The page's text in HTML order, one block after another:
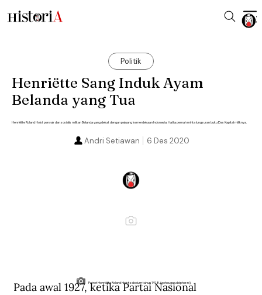
Politik
Henriëtte Sang Induk Ayam
Belanda yang Tua
Henriëtte Roland Holst penyair dan sosialis militan Belanda yang dekat dengan pejuang kemerdekaan Indonesia. Hatta pernah minta lungsuran buku Das Kapital miliknya.
6 Des 2020
Andri Setiawan
Potret Henriëtte Roland Holst sebelum tahun 1918. (geheugen.delpher.nl).
Pada awal 1927, ketika Partai Nasional